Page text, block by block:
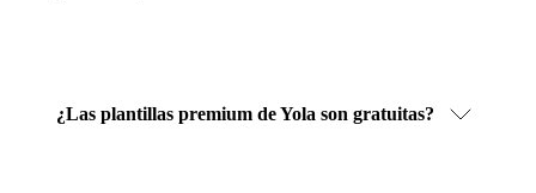
¿Las plantillas premium de Yola son gratuitas?